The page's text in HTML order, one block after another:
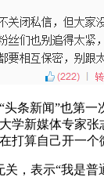
条新闻”也第
学新媒体专家
打算自己开一
关，表示“我